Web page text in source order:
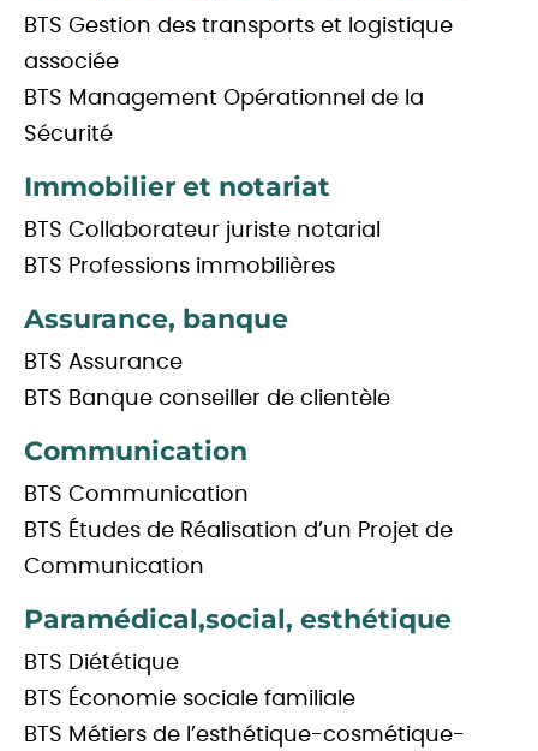
BTS Gestion des transports et logistique
associée
BTS Management Opérationnel de la
Sécurité
Immobilier et notariat
BTS Collaborateur juriste notarial
BTS Professions immobilières
Assurance, banque
BTS Assurance
BTS Banque conseiller de clientèle
Communication
BTS Communication
BTS Études de Réalisation d’un Projet de
Communication
Paramédical,social, esthétique
BTS Diététique
BTS Économie sociale familiale
BTS Métiers de l’esthétique-cosmétique-